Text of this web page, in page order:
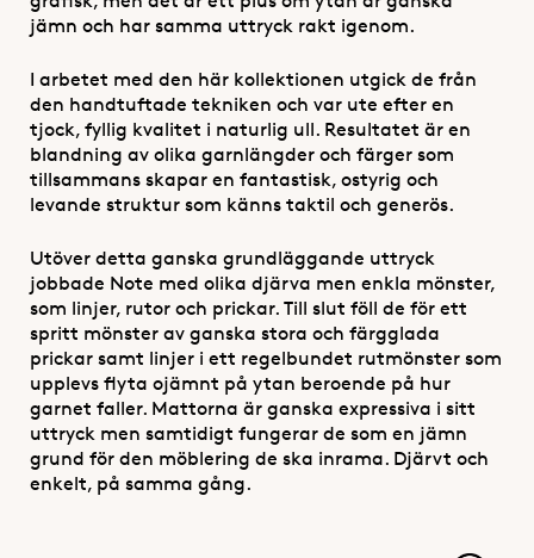
jämn och har samma uttryck rakt igenom.
I arbetet med den här kollektionen utgick de från
den handtuftade tekniken och var ute efter en
tjock, fyllig kvalitet i naturlig ull. Resultatet är en
blandning av olika garnlängder och färger som
tillsammans skapar en fantastisk, ostyrig och
levande struktur som känns taktil och generös.
Utöver detta ganska grundläggande uttryck
jobbade Note med olika djärva men enkla mönster,
som linjer, rutor och prickar. Till slut föll de för ett
spritt mönster av ganska stora och färgglada
prickar samt linjer i ett regelbundet rutmönster som
upplevs flyta ojämnt på ytan beroende på hur
garnet faller. Mattorna är ganska expressiva i sitt
uttryck men samtidigt fungerar de som en jämn
grund för den möblering de ska inrama. Djärvt och
enkelt, på samma gång.